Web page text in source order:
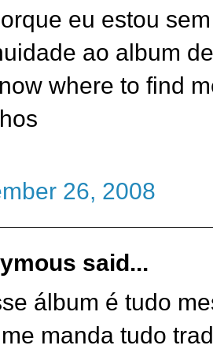
eu estou
ao album
where to find
26, 2008
said...
álbum é tudo
manda tudo